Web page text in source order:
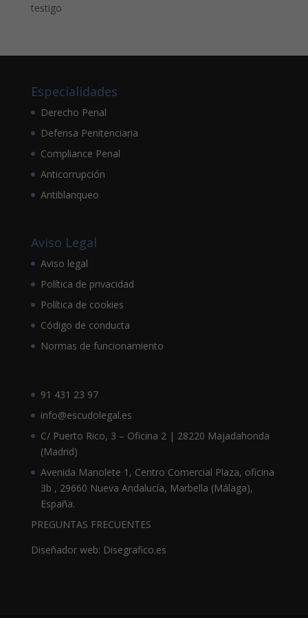
testigo
Especialidades
Derecho Penal
Defensa Penitenciaria
Compliance Penal
Anticorrupción
Antiblanqueo
Aviso Legal
Aviso legal
Política de privacidad
Política de cookies
Código de conducta
Normas de funcionamiento
91 431 23 97
info@escudolegal.es
C/ Puerto Rico, 3 – Oficina 2 | 28220 Majadahonda
(Madrid)
Avenida Manolete 1, Centro Comercial Plaza, oficina
3b , 29660 Nueva Andalucía, Marbella (Málaga),
España.
PREGUNTAS FRECUENTES
Diseñador web: Disegrafico.es